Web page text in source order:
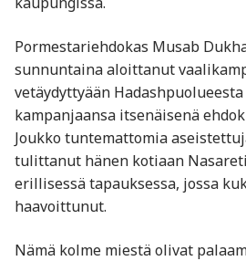
Pormestariehdokas Musab
sunnuntaina aloittanut
vetäydyttyään
kampanjaansa itsenäisenä
Joukko tuntemattomia
tulittanut hänen kotiaan
erillisessä tapauksessa, jossa
haavoittunut.
Nämä kolme miestä olivat